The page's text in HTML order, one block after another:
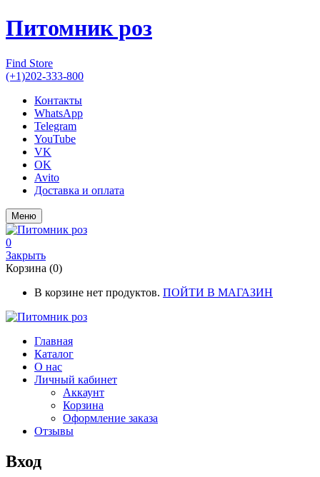
Питомник роз
Find Store
(+1)202-333-800
Контакты
WhatsApp
Telegram
YouTube
VK
OK
Avito
Доставка и оплата
Меню
0
Закрыть
Корзина (0)
В корзине нет продуктов. ПОЙТИ В МАГАЗИН
Главная
Каталог
О нас
Личный кабинет
Аккаунт
Корзина
Оформление заказа
Отзывы
Вход